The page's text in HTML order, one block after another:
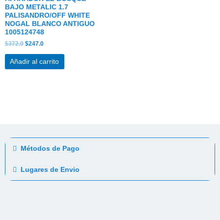
BAJO METALIC 1.7
PALISANDRO/OFF WHITE
NOGAL BLANCO ANTIGUO
1005124748
$372.0 $247.0
Añadir al carrito
Métodos de Pago
Lugares de Envio